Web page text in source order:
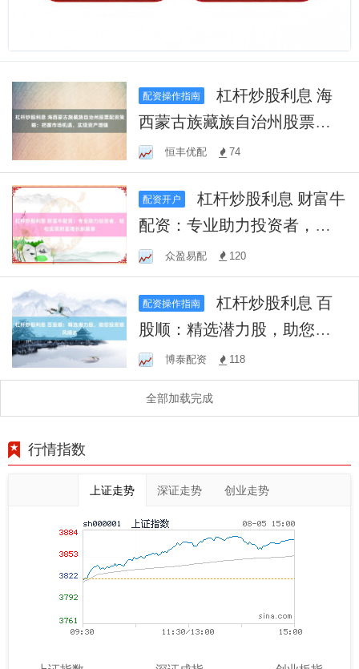
配资操作指南
杠杆炒股利息 海
西蒙古族藏族自治州股票配
资策略：把握市场机遇，实
现资产增值
恒丰优配 74
配资开户
杠杆炒股利息 财富牛
配资：专业助力投资者，轻
松实现财富增长新篇章
众盈易配 120
配资操作指南
杠杆炒股利息 百
股顺：精选潜力股，助您投
资顺风顺水
博泰配资 118
全部加载完成
行情指数
上证走势 深证走势 创业走势